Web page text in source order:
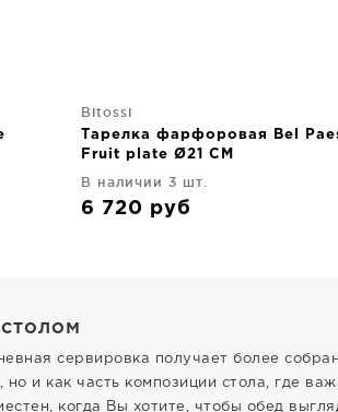
Bitossi
Тарелка фарфоровая Bel
Fruit plate Ø21 CM
В наличии 3 шт.
6 720 руб
сервировка получает более
и как часть композиции стола, где
когда Вы хотите, чтобы обед